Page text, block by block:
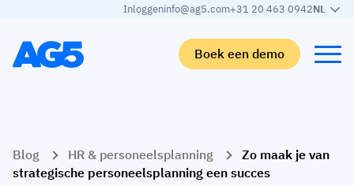
Inloggeninfo@ag5.com+31 20 463 0942NL
Boek een demo
Skills matrix
Per branche
Automotive
Leren
Blog HR & personeelsplanning
Zo maak je van
strategische personeelsplanning een succes